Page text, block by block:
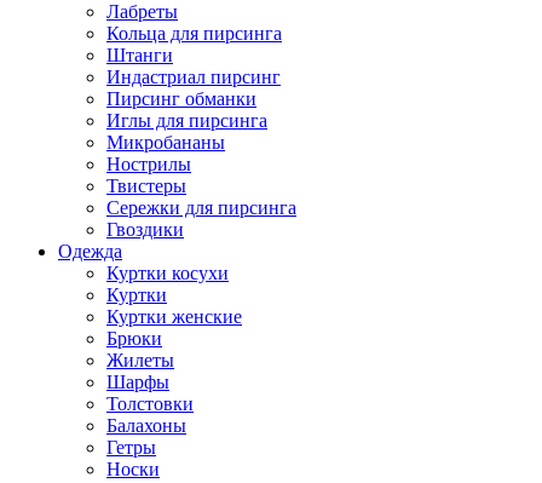
Лабреты
Кольца для пирсинга
Штанги
Индастриал пирсинг
Пирсинг обманки
Иглы для пирсинга
Микробананы
Нострилы
Твистеры
Сережки для пирсинга
Гвоздики
Одежда
Куртки косухи
Куртки
Куртки женские
Брюки
Жилеты
Шарфы
Толстовки
Балахоны
Гетры
Носки